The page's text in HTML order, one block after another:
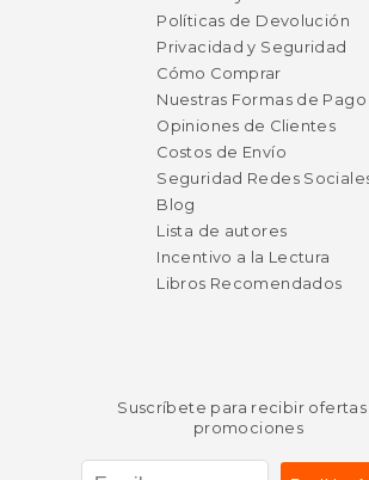
Políticas de Devolución
Privacidad y Seguridad
Cómo Comprar
Nuestras Formas de Pago
Opiniones de Clientes
Costos de Envío
Seguridad Redes
Blog
Lista de autores
Incentivo a la Lectura
Libros Recomendados
Suscríbete para recibir ofertas
promociones